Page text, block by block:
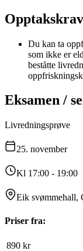
Du kan ta
som ikke er
beståtte
Eksamen /
Livredningsprøve
25. november
Kl 17:00 - 19:00
Eik svømmehall,
Priser fra:
890 kr